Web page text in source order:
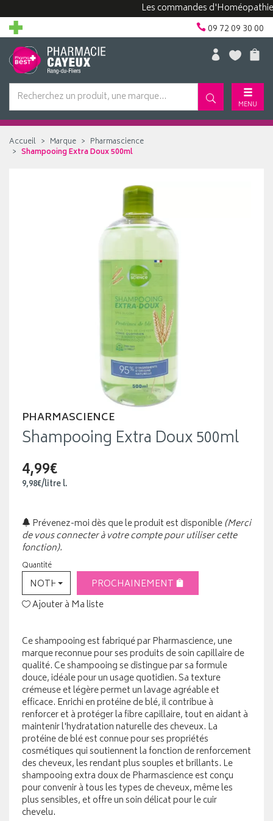
Les commandes d'Homéopathie
09 72 09 30 00
MENU
Accueil Marque
Pharmascience
Shampooing Extra Doux 500ml
PHARMASCIENCE
Shampooing Extra Doux 500ml
4,99€
9,98€/litrel.
Prévenez-moi dès que le produit est disponible(Merci
de vous connecter à votre compte pour utiliser cette
fonction).
Quantité
NOTHING SELECTEDPROCHAINEMENT
Ajouter à Ma liste
Ce shampooing est fabriqué par Pharmascience, une
marque reconnue pour ses produits de soin capillaire de
qualité. Ce shampooing se distingue par sa formule
douce, idéale pour un usage quotidien. Sa texture
crémeuse et légère permet un lavage agréable et
efficace. Enrichi en protéine de blé, il contribue à
renforcer et à protéger la fibre capillaire, tout en aidant à
maintenir l'hydratation naturelle des cheveux. La
protéine de blé est connue pour ses propriétés
cosmétiques qui soutiennent la fonction de renforcement
des cheveux, les rendant plus souples et brillants. Le
shampooing extra doux de Pharmascience est conçu
pour convenir à tous les types de cheveux, même les
plus sensibles, et offre un soin délicat pour le cuir
chevelu.